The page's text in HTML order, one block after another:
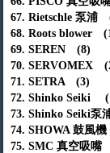
67. Rietschle 泵浦
68. Roots blower
69. SEREN (8)
70. SERVOMEX
71. SETRA (3)
72. Shinko Seiki
73. Shinko Seiki
74. SHOWA 鼓風
75. SMC 真空吸